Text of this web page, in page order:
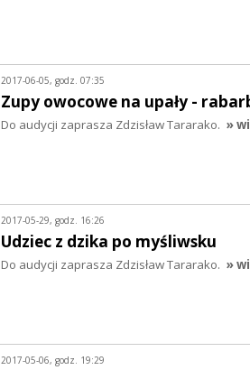
2017-06-05, godz. 07:35
Zupy owocowe na upały -
Do audycji zaprasza Zdzisław Tararako. »
2017-05-29, godz. 16:26
Udziec z dzika po myśliwsku
Do audycji zaprasza Zdzisław Tararako. »
2017-05-06, godz. 19:29